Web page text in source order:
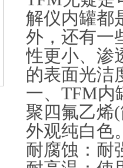
解仪内罐都
外，还有一
性更小、渗
的表面光洁
一、TFM内
聚四氟乙烯
外观纯白色
耐腐蚀：耐